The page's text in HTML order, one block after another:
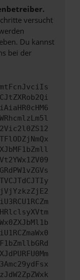
versucht
Du kannst
bei der